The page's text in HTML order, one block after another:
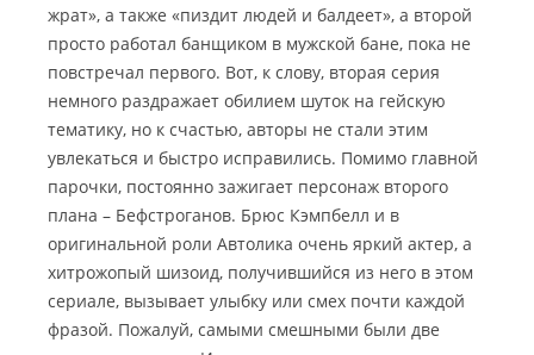
жрат», а также «пиздит людей и балдеет», а второй
просто работал банщиком в мужской бане, пока не
повстречал первого. Вот, к слову, вторая серия
немного раздражает обилием шуток на гейскую
тематику, но к счастью, авторы не стали этим
увлекаться и быстро исправились. Помимо главной
парочки, постоянно зажигает персонаж второго
плана – Бефстроганов. Брюс Кэмпбелл и в
оригинальной роли Автолика очень яркий актер, а
хитрожопый шизоид, получившийся из него в этом
сериале, вызывает улыбку или смех почти каждой
фразой. Пожалуй, самыми смешными были две